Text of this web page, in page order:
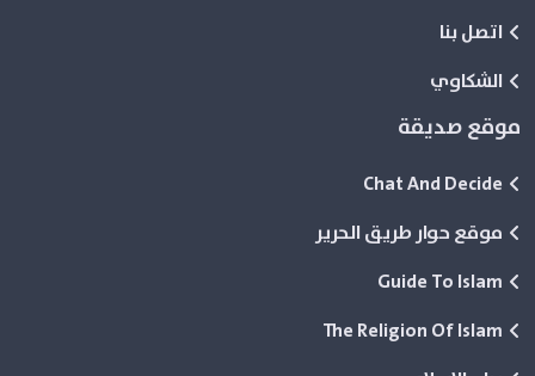
اتصل بنا
الشكاوي
موقع صديقة
Chat And Decide
موقع حوار طريق الحرير
Guide To Islam
The Religion Of Islam